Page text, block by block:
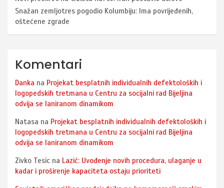
Snažan zemljotres pogodio Kolumbiju: Ima povrijeđenih,
oštećene zgrade
Komentari
Danka na Projekat besplatnih individualnih defektoloških i
logopedskih tretmana u Centru za socijalni rad Bijeljina
odvija se laniranom dinamikom
Natasa na Projekat besplatnih individualnih defektoloških i
logopedskih tretmana u Centru za socijalni rad Bijeljina
odvija se laniranom dinamikom
Zivko Tesic na Lazić: Uvođenje novih procedura, ulaganje u
kadar i proširenje kapaciteta ostaju prioriteti